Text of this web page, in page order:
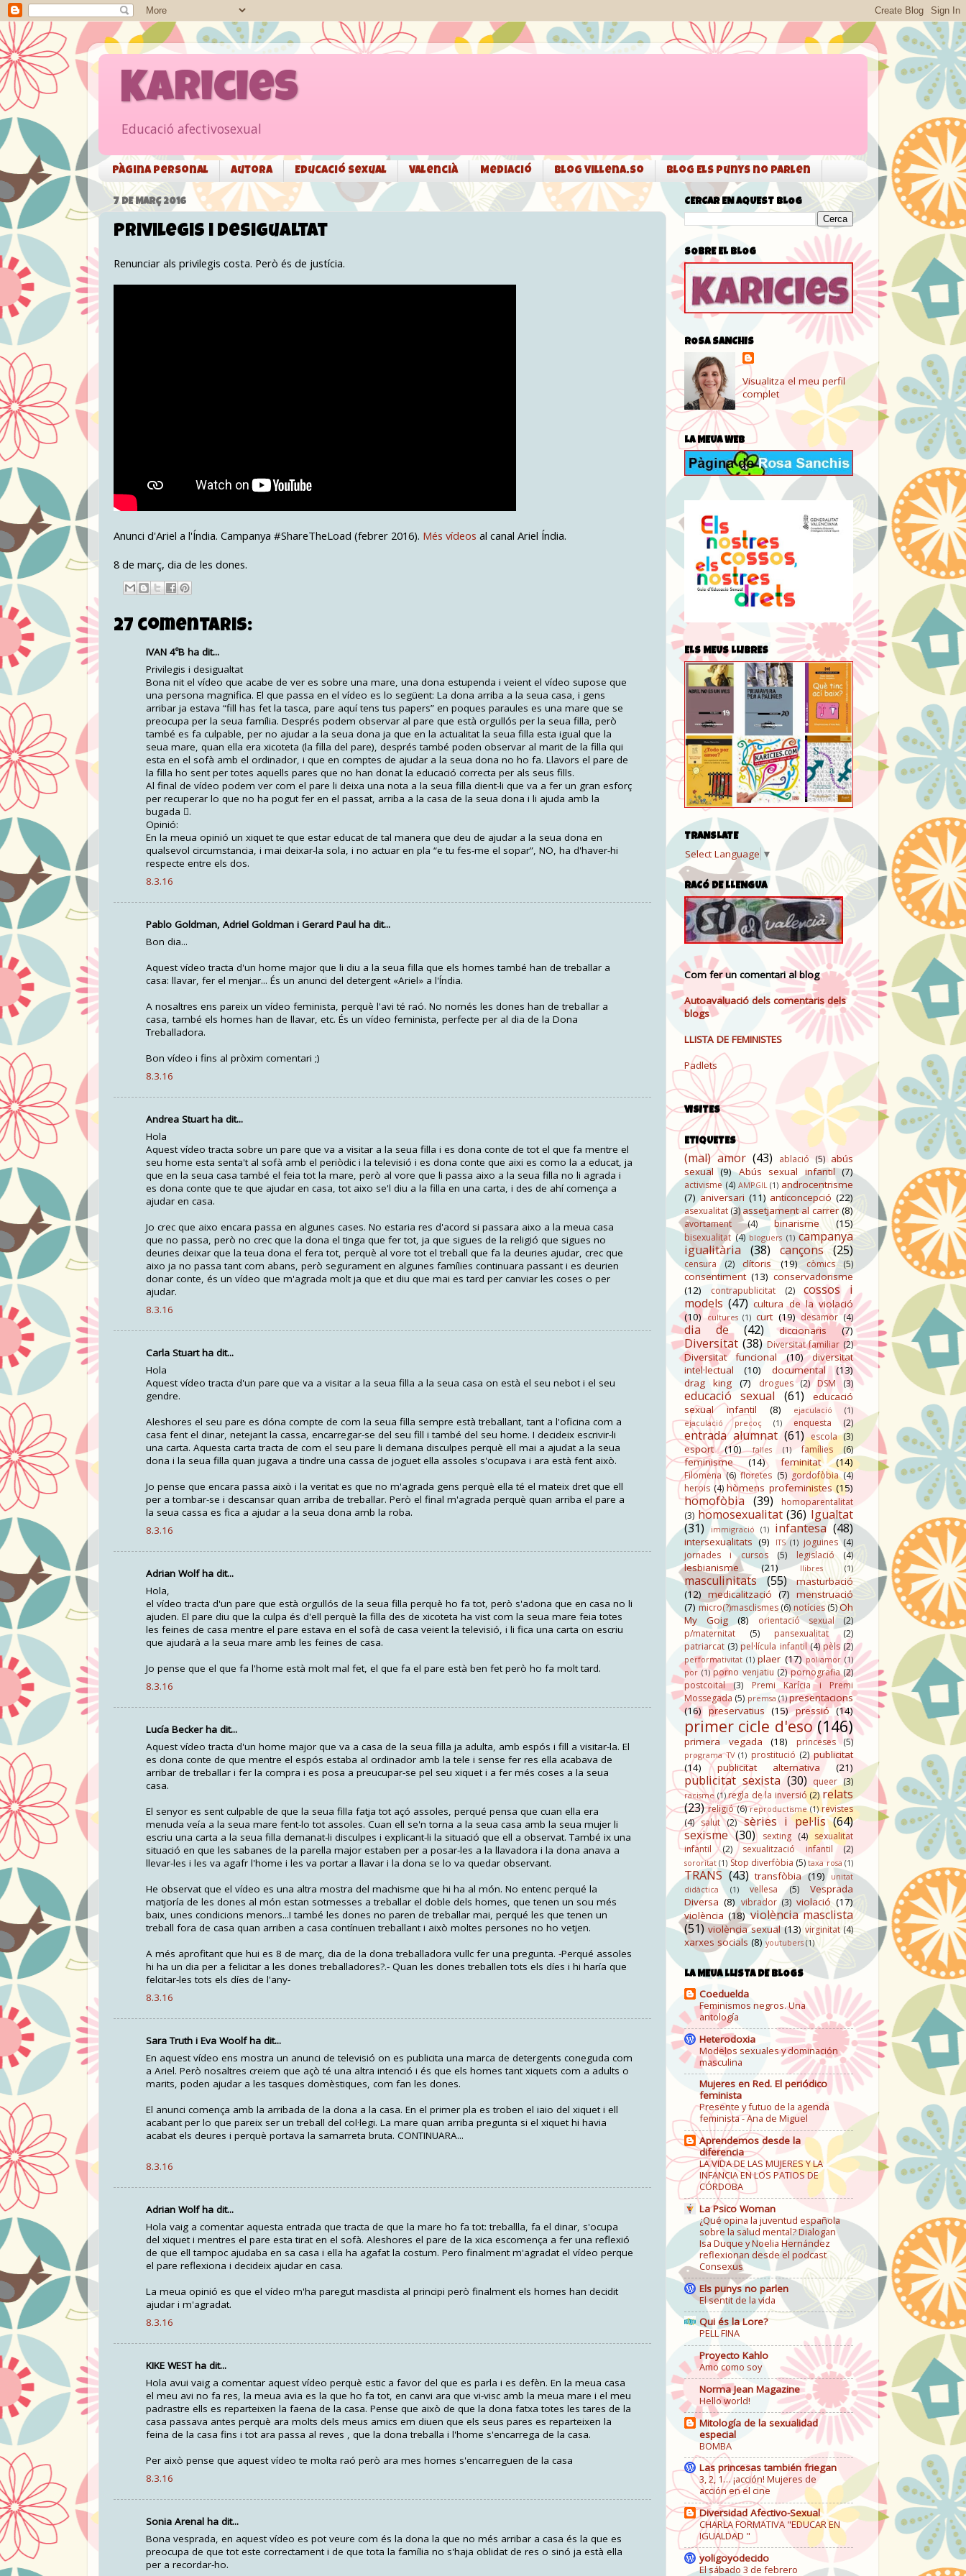
Karicies
Educació afectivosexual
Pàgina personal Autora Educació sexual Valencià Mediació Blog Villena.so Blog Els punys no parlen
7 DE MARÇ 2016
Privilegis i desigualtat
Renunciar als privilegis costa. Però és de justícia.
Anunci d'Ariel a l'Índia. Campanya #ShareTheLoad (febrer 2016). Més vídeos al canal Ariel Índia.
8 de març, dia de les dones.
27 comentaris:
IVAN 4ºB ha dit...
Privilegis i desigualtat
Bona nit el vídeo que acabe de ver es sobre una mare, una dona estupenda i veient el vídeo supose que
una persona magnifica. El que passa en el vídeo es lo següent: La dona arriba a la seua casa, i gens
arribar ja estava “fill has fet la tasca, pare aquí tens tus papers” en poques paraules es una mare que se
preocupa per la seua família. Després podem observar al pare que està orgullós per la seua filla, però
també es fa culpable, per no ajudar a la seua dona ja que en la actualitat la seua filla esta igual que la
seua mare, quan ella era xicoteta (la filla del pare), després també poden observar al marit de la filla qui
esta en el sofà amb el ordinador, i que en comptes de ajudar a la seua dona no ho fa. Llavors el pare de
la filla ho sent per totes aquells pares que no han donat la educació correcta per als seus fills.
Al final de vídeo podem ver com el pare li deixa una nota a la seua filla dient-li que va a fer un gran esforç
per recuperar lo que no ha pogut fer en el passat, arriba a la casa de la seua dona i li ajuda amb la
bugada .
Opinió:
En la meua opinió un xiquet te que estar educat de tal manera que deu de ajudar a la seua dona en
qualsevol circumstancia, i mai deixar-la sola, i no actuar en pla “e tu fes-me el sopar”, NO, ha d'haver-hi
respecte entre els dos.
8.3.16
Pablo Goldman, Adriel Goldman i Gerard Paul ha dit...
Bon dia...
Aquest vídeo tracta d'un home major que li diu a la seua filla que els homes també han de treballar a
casa: llavar, fer el menjar... És un anunci del detergent «Ariel» a l'Índia.
A nosaltres ens pareix un vídeo feminista, perquè l'avi té raó. No només les dones han de treballar a
casa, també els homes han de llavar, etc. És un vídeo feminista, perfecte per al dia de la Dona
Treballadora.
Bon vídeo i fins al pròxim comentari ;)
8.3.16
Andrea Stuart ha dit...
Hola
Aquest vídeo tracta sobre un pare que va a visitar a la seua filla i es dona conte de tot el que fa mentre el
seu home esta senta't al sofà amb el periòdic i la televisió i es dona conte que aixi es como la a educat, ja
que en la seua casa també el feia tot la mare, però al vore que li passa aixo a la seua filla no li agrada i
es dona conte que te que ajudar en casa, tot aixo se'l diu a la filla en una carta, i des de ahí comença a
ajudar en casa.
Jo crec que aixo encara passa en algunes cases. No estaria res d'acord si passara aixo a la meua casa
que no passa, però no crec que la dona el tinga que fer tot, ja que sigues de la religió que sigues no
deuries deixar que la teua dona el fera tot, perquè al vore tot el treball que fa la deuries ajudar, crec que
aixo ja no passa tant com abans, però segurament en algunes famílies continuara passant i es deurien
donar conte, és un vídeo que m'agrada molt ja que et diu que mai es tard per canviar les coses o per
ajudar.
8.3.16
Carla Stuart ha dit...
Hola
Aquest vídeo tracta d'un pare que va a visitar a la seua filla a la seua casa on està el seu nebot i el seu
gendre.
Aleshores el seu pare es dóna compte de com la seua filla sempre està treballant, tant a l'oficina com a
casa fent el dinar, netejant la cassa, encarregar-se del seu fill i també del seu home. I decideix escrivir-li
una carta. Aquesta carta tracta de com el seu pare li demana disculpes perquè ell mai a ajudat a la seua
dona i la seua filla quan jugava a tindre una cassa de joguet ella assoles s'ocupava i ara està fent això.
Jo pense que encara passa això i la veritat es que no m'agrada gens perquè ella té el mateix dret que ell
per a tombar-se i descansar quan arriba de treballar. Però el final m'agrada perquè quan arriba el pare a
la seua cassa es fica a ajudar a la seua dona amb la roba.
8.3.16
Adrian Wolf ha dit...
Hola,
el vídeo tracta d'un pare que està orgullós de la seua filla perquè ho fa tot, però s'adona que en casa no li
ajuden. El pare diu que la culpa és d'ell perquè la filla des de xicoteta ha vist com la seua mare feia totes
les feines de casa mentre el pare estava en el sofà de casa veient la televisió, i li fica una carta on escriu
que ajudarà a la seua mare amb les feines de casa.
Jo pense que el que fa l'home està molt mal fet, el que fa el pare està ben fet però ho fa molt tard.
8.3.16
Lucía Becker ha dit...
Aquest vídeo tracta d'un home major que va a casa de la seua filla ja adulta, amb espós i fill a visitar-la. El
es dona conte de que mentre el espós estaba al ordinador amb la tele i sense fer res ella acabava de
arribar de treballar i fer la compra i es posa a preucupar-se pel seu xiquet i a fer més coses a la seua
casa.
El senyor es sent culpable de que la seua filla fatja tot açó assoles, perqué pensa que cuan ella era
menuda veía a la seua mare fent-lo tot assoles. Cuan ell se'n torna a la seua casa amb la seua mujer li
escriu una carta a la seua filla demanat-li disculpes i explicant-li la situació que ell a observat. També ix una
situació en que les sabanes de la parella major estaben per a posar-les a la llavadora i la dona anava a
llevar-les i les va agafr l'home i les va portar a llavar i la dona se lo va quedar observant.
He observat que el vídeo es una altra mostra del machisme que hi ha al món. No entenc perqué la
matjoría de les dones al món estan sotmesses a treballar el doble dels homes, que tenen un sou més
baix, unes condicions menors...I també les dones no paren de treballar mai, perqué les que tenen un
treball fora de casa quan arriben a casa contínuen treballant i això moltes persones no ho vetjen.
A més aprofitant que hui es 8 de març, dia de la dona treballadora vullc fer una pregunta. -Perqué assoles
hi ha un dia per a felicitar a les dones treballadores?.- Quan les dones treballen tots els díes i hi haría que
felcitar-les tots els díes de l'any-
8.3.16
Sara Truth i Eva Woolf ha dit...
En aquest vídeo ens mostra un anunci de televisió on es publicita una marca de detergents coneguda com
a Ariel. Però nosaltres creiem que açò té una altra intenció i és que els homes tant xiquets com a adults o
marits, poden ajudar a les tasques domèstiques, com fan les dones.
El anunci comença amb la arribada de la dona a la casa. En el primer pla es troben el iaio del xiquet i ell
acabant per lo que pareix ser un treball del col·legi. La mare quan arriba pregunta si el xiquet hi havia
acabat els deures i perquè portava la samarreta bruta. CONTINUARA...
8.3.16
Adrian Wolf ha dit...
Hola vaig a comentar aquesta entrada que tracta de que la mare ho fa tot: treballla, fa el dinar, s'ocupa
del xiquet i mentres el pare esta tirat en el sofà. Aleshores el pare de la xica escomença a fer una reflexió
de que ell tampoc ajudaba en sa casa i ella ha agafat la costum. Pero finalment m'agradat el vídeo perque
el pare reflexiona i decideix ajudar en casa.
La meua opinió es que el vídeo m'ha paregut masclista al principi però finalment els homes han decidit
ajudar i m'agradat.
8.3.16
KIKE WEST ha dit...
Hola avui vaig a comentar aquest vídeo perquè estic a favor del que es parla i es defèn. En la meua casa
el meu avi no fa res, la meua avia es la que ho fa tot, en canvi ara que vi-visc amb la meua mare i el meu
padrastre ells es reparteixen la faena de la casa. Pense que això de que la dona fatxa totes les tares de la
casa passava antes perquè ara molts dels meus amics em diuen que els seus pares es reparteixen la
feina de la casa fins i tot ara passa al reves , que la dona treballa i l'home s'encarrega de la casa.
Per això pense que aquest vídeo te molta raó però ara mes homes s'encarreguen de la casa
8.3.16
Sonia Arenal ha dit...
Bona vesprada, en aquest vídeo es pot veure com és la dona la que no més arribar a casa és la que es
preocupa de que tot este correctament i de que tota la família no s'haja oblidat de res o sinó ja està ella
per a recordar-ho.
CERCAR EN AQUEST BLOG
SOBRE EL BLOG
ROSA SANCHIS
Visualitza el meu perfil
complet
LA MEUA WEB
ELS MEUS LLIBRES
TRANSLATE
Select Language ▼
RACÓ DE LLENGUA
Com fer un comentari al blog
Autoavaluació dels comentaris dels
blogs
LLISTA DE FEMINISTES
Padlets
VISITES
ETIQUETES
(mal) amor (43) ablació (5) abús
sexual (9) Abús sexual infantil (7)
activisme (4) AMPGIL (1) androcentrisme
(7) aniversari (11) anticoncepció (22)
asexualitat (3)assetjament al carrer (8)
avortament (4) binarisme (15)
bisexualitat (4) bloguers (1) campanya
igualitària
(38) cançons (25)
censura (2) clítoris (19) còmics (5)
consentiment (13) conservadorisme
(12)
contrapublicitat (2)
cossos i
models (47) cultura de la violació
(10) cultures (1) curt (19) desamor (4)
dia de (42) diccionaris (7)
Diversitat (38) Diversitat familiar (2)
Diversitat funcional (10)
diversitat
intel·lectual
(10) documental
(13)
drag king
(7) drogues (2) DSM (3)
educació sexual (61)
educació
sexual infantil
(8) ejaculació
(1)
ejaculació precoç
(1) enquesta (2)
entrada alumnat (61) escola (3)
esport (10) falles (1) famílies (6)
feminisme (14) feminitat (14)
Filomena (6) floretes (5) gordofòbia (4)
herois (4) hòmens profeministes (15)
homofòbia (39)
homoparentalitat
(3) homosexualitat (36) Igualtat
(31)
immigració (1) infantesa (48)
intersexualitats (9) ITS (1) joguines (4)
jornades i cursos
(5) legislació (4)
lesbianisme (21) llibres (1)
masculinitats (55)
masturbació
(12) medicalització (7) menstruació
(7) micro(?)masclismes (6) notícies(5)Oh
My Goig
(8) orientació sexual
(2)
p/maternitat
(5) pansexualitat
(2)
patriarcat (3) pel·lícula infantil (4) pèls (2)
performativitat (1) plaer (17) poliamor (1)
por (1) porno venjatiu (2) pornografia (2)
postcoital
(3)
Premi Karícia i Premi
Mossegada (5) premsa (1) presentacions
(16) preservatius (15) pressió (14)
primer cicle d'eso (146)
primera vegada (18) princeses (5)
programa TV (1) prostitució (2) publicitat
(14)
publicitat alternativa (21)
publicitat sexista (30) queer (3)
racisme (1) regla de la inversió (2) relats
(23) religió (6) reproductisme (1) revistes
(4) salut (2) sèries i pel·lis (64)
sexisme (30) sexting (4) sexualitat
infantil
(2) sexualització infantil (2)
sororitat (1) Stop diverfòbia (5) taxa rosa (1)
TRANS (43) transfòbia (19)
unitat
didàctica
(1) vellesa (5)
Vesprada
Diversa (8) vibrador (3) violació (17)
violència (18) violència masclista
(51) violència sexual (13) virginitat (4)
xarxes socials (8) youtubers (1)
LA MEUA LLISTA DE BLOGS
Coeduelda
Feminismos negros. Una
antología
Heterodoxia
Modelos sexuales y dominación
masculina
Mujeres en Red. El periódico
feminista
Presente y futuo de la agenda
feminista - Ana de Miguel
Aprendemos desde la
diferencia
LA VIDA DE LAS MUJERES Y LA
INFANCIA EN LOS PATIOS DE
CÓRDOBA
La Psico Woman
¿Qué opina la juventud española
sobre la salud mental? Dialogan
Isa Duque y Noelia Hernández
reflexionan desde el podcast
Consexus
Els punys no parlen
El sentit de la vida
Qui és la Lore?
PELL FINA
Proyecto Kahlo
Amo como soy
Norma Jean Magazine
Hello world!
Mitología de la sexualidad
especial
BOMBA
Las princesas también friegan
3, 2, 1… ¡acción! Mujeres de
acción en el cine
Diversidad Afectivo-Sexual
CHARLA FORMATIVA "EDUCAR EN
IGUALDAD "
yoligoyodecido
El sábado 3 de febrero